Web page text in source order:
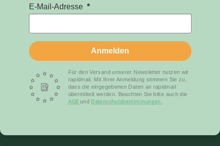
E-Mail-Adresse
Anmelden
Für den Versand unserer Newsletter nutzen wir
rapidmail. Mit Ihrer Anmeldung stimmen Sie zu,
dass die eingegebenen Daten an rapidmail
übermittelt werden. Beachten Sie bitte auch die
AGB und Datenschutzbestimmungen